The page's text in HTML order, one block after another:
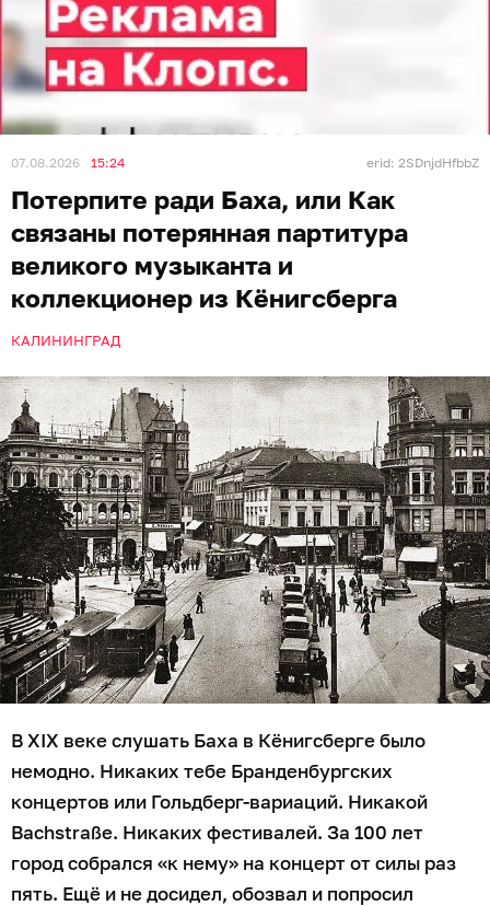
07.08.2026 15:24 erid: 2SDnjdHfbbZ
Потерпите ради Баха, или Как
связаны потерянная партитура
великого музыканта и
коллекционер из Кёнигсберга
КАЛИНИНГРАД
В XIX веке слушать Баха в Кёнигсберге было
немодно. Никаких тебе Бранденбургских
концертов или Гольдберг-вариаций. Никакой
Bachstraße. Никаких фестивалей. За 100 лет
город собрался «к нему» на концерт от силы раз
пять. Ещё и не досидел, обозвал и попросил